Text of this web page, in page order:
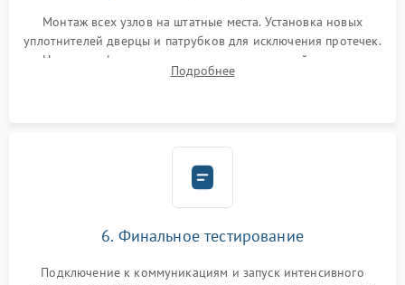
Монтаж всех узлов на штатные места. Установка новых
уплотнителей дверцы и патрубков для исключения протечек.
Надежная фиксация хомутов гидравлической системы,
сборка корпуса и установка датчика поплавка.
Подробнее
6. Финальное тестирование
Подключение к коммуникациям и запуск интенсивного